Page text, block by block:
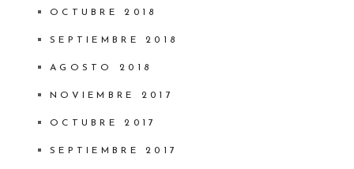
OCTUBRE 2018
SEPTIEMBRE 2018
AGOSTO 2018
NOVIEMBRE 2017
OCTUBRE 2017
SEPTIEMBRE 2017